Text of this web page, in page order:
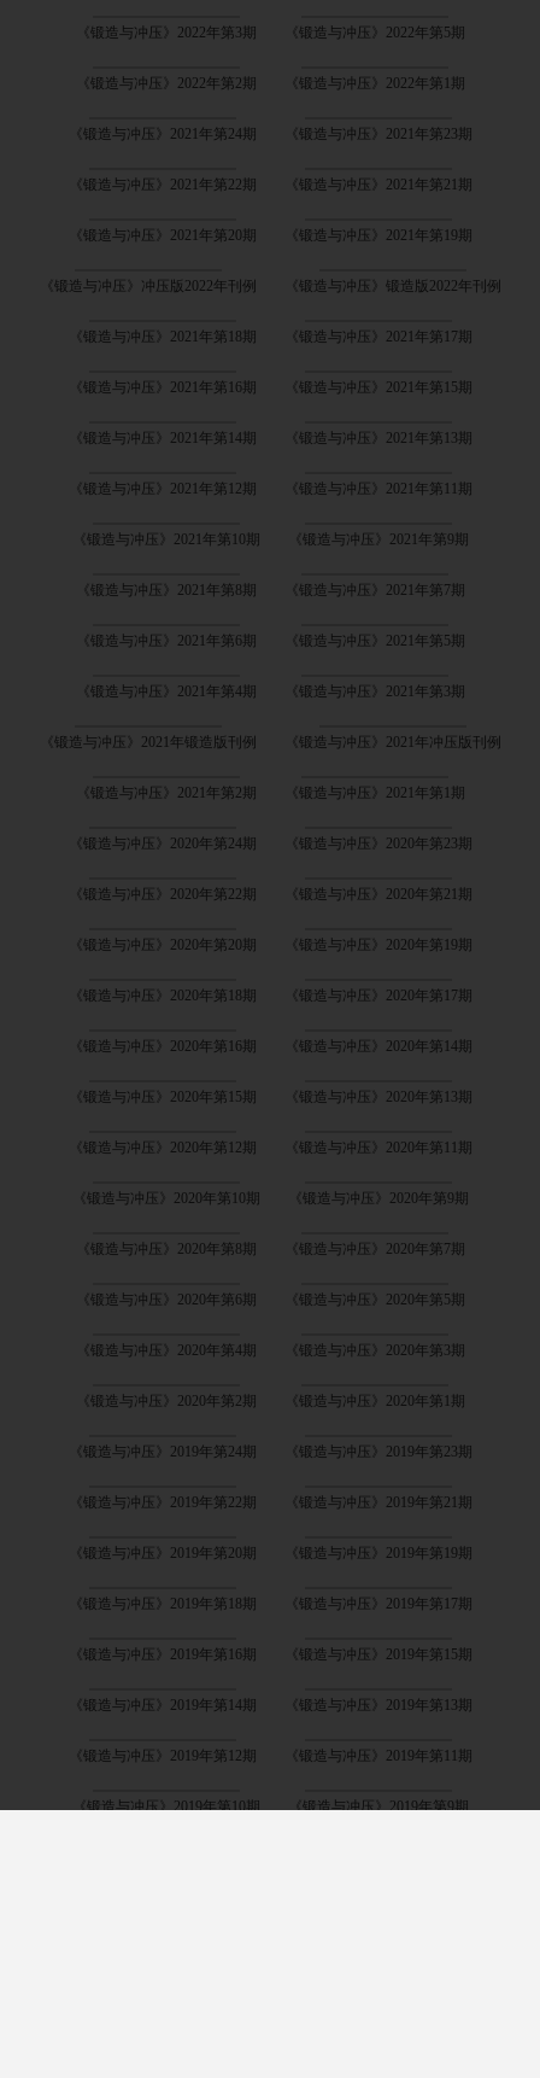
《锻造与冲压》2022年第3期 《锻造与冲压》2022年第5期
《锻造与冲压》2022年第2期 《锻造与冲压》2022年第1期
《锻造与冲压》2021年第24期 《锻造与冲压》2021年第23期
《锻造与冲压》2021年第22期 《锻造与冲压》2021年第21期
《锻造与冲压》2021年第20期 《锻造与冲压》2021年第19期
《锻造与冲压》冲压版2022年刊例 《锻造与冲压》锻造版2022年刊例
《锻造与冲压》2021年第18期 《锻造与冲压》2021年第17期
《锻造与冲压》2021年第16期 《锻造与冲压》2021年第15期
《锻造与冲压》2021年第14期 《锻造与冲压》2021年第13期
《锻造与冲压》2021年第12期 《锻造与冲压》2021年第11期
《锻造与冲压》2021年第10期 《锻造与冲压》2021年第9期
《锻造与冲压》2021年第8期 《锻造与冲压》2021年第7期
《锻造与冲压》2021年第6期 《锻造与冲压》2021年第5期
《锻造与冲压》2021年第4期 《锻造与冲压》2021年第3期
《锻造与冲压》2021年锻造版刊例 《锻造与冲压》2021年冲压版刊例
《锻造与冲压》2021年第2期 《锻造与冲压》2021年第1期
《锻造与冲压》2020年第24期 《锻造与冲压》2020年第23期
《锻造与冲压》2020年第22期 《锻造与冲压》2020年第21期
《锻造与冲压》2020年第20期 《锻造与冲压》2020年第19期
《锻造与冲压》2020年第18期 《锻造与冲压》2020年第17期
《锻造与冲压》2020年第16期 《锻造与冲压》2020年第14期
《锻造与冲压》2020年第15期 《锻造与冲压》2020年第13期
《锻造与冲压》2020年第12期 《锻造与冲压》2020年第11期
《锻造与冲压》2020年第10期 《锻造与冲压》2020年第9期
《锻造与冲压》2020年第8期 《锻造与冲压》2020年第7期
《锻造与冲压》2020年第6期 《锻造与冲压》2020年第5期
《锻造与冲压》2020年第4期 《锻造与冲压》2020年第3期
《锻造与冲压》2020年第2期 《锻造与冲压》2020年第1期
《锻造与冲压》2019年第24期 《锻造与冲压》2019年第23期
《锻造与冲压》2019年第22期 《锻造与冲压》2019年第21期
《锻造与冲压》2019年第20期 《锻造与冲压》2019年第19期
《锻造与冲压》2019年第18期 《锻造与冲压》2019年第17期
《锻造与冲压》2019年第16期 《锻造与冲压》2019年第15期
《锻造与冲压》2019年第14期 《锻造与冲压》2019年第13期
《锻造与冲压》2019年第12期 《锻造与冲压》2019年第11期
《锻造与冲压》2019年第10期 《锻造与冲压》2019年第9期